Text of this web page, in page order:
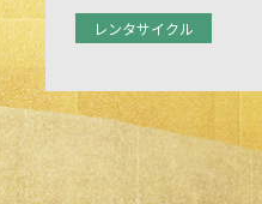
レンタサイクル